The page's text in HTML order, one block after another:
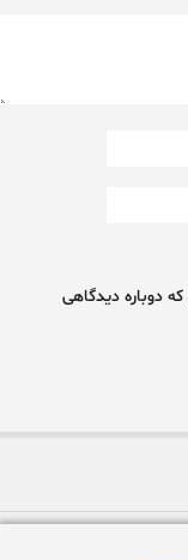
دوباره دیدگاهی